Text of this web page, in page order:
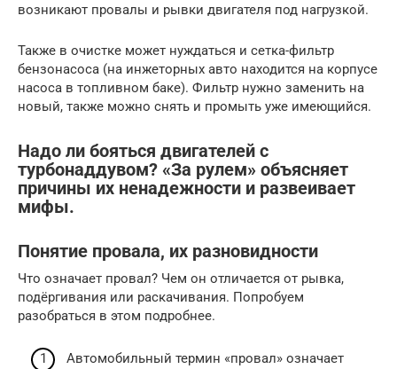
возникают провалы и рывки двигателя под нагрузкой.
Также в очистке может нуждаться и сетка-фильтр
бензонасоса (на инжеторных авто находится на корпусе
насоса в топливном баке). Фильтр нужно заменить на
новый, также можно снять и промыть уже имеющийся.
Надо ли бояться двигателей с
турбонаддувом? «За рулем» объясняет
причины их ненадежности и развеивает
мифы.
Понятие провала, их разновидности
Что означает провал? Чем он отличается от рывка,
подёргивания или раскачивания. Попробуем
разобраться в этом подробнее.
Автомобильный термин «провал» означает